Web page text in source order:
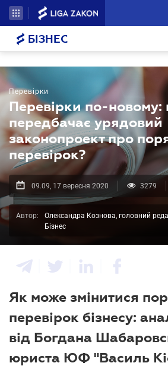
БІЗНЕС
Перевірки
Перевірки по-
передбачає урядовий
законопроект про
перевірок?
09.09, 17 вересня 2020 3279
Автор:
Олександра Кознова, головний
Бізнес
Як може змінитися
перевірок бізнесу:
від Богдана
юриста ЮФ "Василь